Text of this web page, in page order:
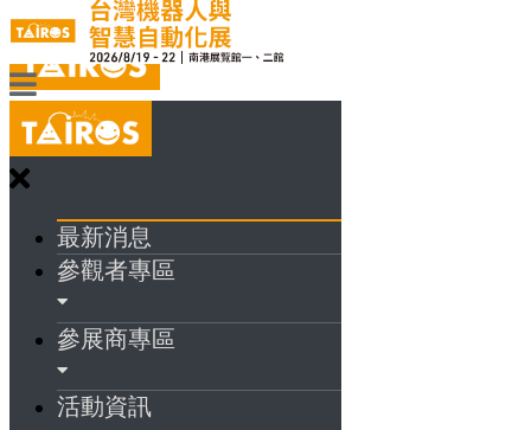
最新消息
參觀者專區
參展商專區
活動資訊